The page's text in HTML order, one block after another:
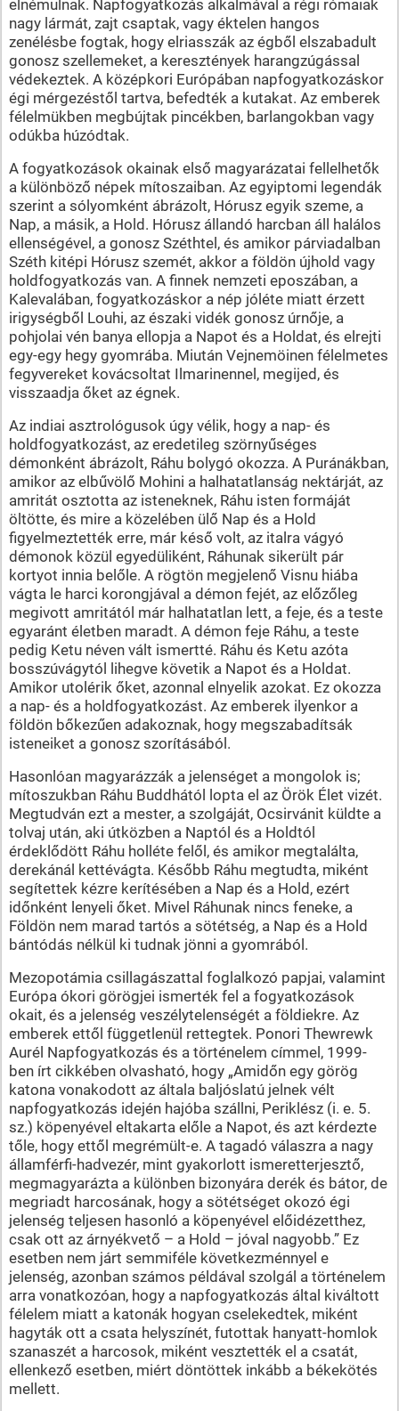
elnémulnak. Napfogyatkozás alkalmával a régi rómaiak
nagy lármát, zajt csaptak, vagy éktelen hangos
zenélésbe fogtak, hogy elriasszák az égből elszabadult
gonosz szellemeket, a keresztények harangzúgással
védekeztek. A középkori Európában napfogyatkozáskor
égi mérgezéstől tartva, befedték a kutakat. Az emberek
félelmükben megbújtak pincékben, barlangokban vagy
odúkba húzódtak.
A fogyatkozások okainak első magyarázatai fellelhetők
a különböző népek mítoszaiban. Az egyiptomi legendák
szerint a sólyomként ábrázolt, Hórusz egyik szeme, a
Nap, a másik, a Hold. Hórusz állandó harcban áll halálos
ellenségével, a gonosz Széthtel, és amikor párviadalban
Széth kitépi Hórusz szemét, akkor a földön újhold vagy
holdfogyatkozás van. A finnek nemzeti eposzában, a
Kalevalában, fogyatkozáskor a nép jóléte miatt érzett
irigységből Louhi, az északi vidék gonosz úrnője, a
pohjolai vén banya ellopja a Napot és a Holdat, és elrejti
egy-egy hegy gyomrába. Miután Vejnemöinen félelmetes
fegyvereket kovácsoltat Ilmarinennel, megijed, és
visszaadja őket az égnek.
Az indiai asztrológusok úgy vélik, hogy a nap- és
holdfogyatkozást, az eredetileg szörnyűséges
démonként ábrázolt, Ráhu bolygó okozza. A Puránákban,
amikor az elbűvölő Mohini a halhatatlanság nektárját, az
amritát osztotta az isteneknek, Ráhu isten formáját
öltötte, és mire a közelében ülő Nap és a Hold
figyelmeztették erre, már késő volt, az italra vágyó
démonok közül egyedüliként, Ráhunak sikerült pár
kortyot innia belőle. A rögtön megjelenő Visnu hiába
vágta le harci korongjával a démon fejét, az előzőleg
megivott amritától már halhatatlan lett, a feje, és a teste
egyaránt életben maradt. A démon feje Ráhu, a teste
pedig Ketu néven vált ismertté. Ráhu és Ketu azóta
bosszúvágytól lihegve követik a Napot és a Holdat.
Amikor utolérik őket, azonnal elnyelik azokat. Ez okozza
a nap- és a holdfogyatkozást. Az emberek ilyenkor a
földön bőkezűen adakoznak, hogy megszabadítsák
isteneiket a gonosz szorításából.
Hasonlóan magyarázzák a jelenséget a mongolok is;
mítoszukban Ráhu Buddhától lopta el az Örök Élet vizét.
Megtudván ezt a mester, a szolgáját, Ocsirvánit küldte a
tolvaj után, aki útközben a Naptól és a Holdtól
érdeklődött Ráhu holléte felől, és amikor megtalálta,
derekánál kettévágta. Később Ráhu megtudta, miként
segítettek kézre kerítésében a Nap és a Hold, ezért
időnként lenyeli őket. Mivel Ráhunak nincs feneke, a
Földön nem marad tartós a sötétség, a Nap és a Hold
bántódás nélkül ki tudnak jönni a gyomrából.
Mezopotámia csillagászattal foglalkozó papjai, valamint
Európa ókori görögjei ismerték fel a fogyatkozások
okait, és a jelenség veszélytelenségét a földiekre. Az
emberek ettől függetlenül rettegtek. Ponori Thewrewk
Aurél Napfogyatkozás és a történelem címmel, 1999-
ben írt cikkében olvasható, hogy „Amidőn egy görög
katona vonakodott az általa baljóslatú jelnek vélt
napfogyatkozás idején hajóba szállni, Periklész (i. e. 5.
sz.) köpenyével eltakarta előle a Napot, és azt kérdezte
tőle, hogy ettől megrémült-e. A tagadó válaszra a nagy
államférfi-hadvezér, mint gyakorlott ismeretterjesztő,
megmagyarázta a különben bizonyára derék és bátor, de
megriadt harcosának, hogy a sötétséget okozó égi
jelenség teljesen hasonló a köpenyével előidézetthez,
csak ott az árnyékvető – a Hold – jóval nagyobb.” Ez
esetben nem járt semmiféle következménnyel e
jelenség, azonban számos példával szolgál a történelem
arra vonatkozóan, hogy a napfogyatkozás által kiváltott
félelem miatt a katonák hogyan cselekedtek, miként
hagyták ott a csata helyszínét, futottak hanyatt-homlok
szanaszét a harcosok, miként vesztették el a csatát,
ellenkező esetben, miért döntöttek inkább a békekötés
mellett.